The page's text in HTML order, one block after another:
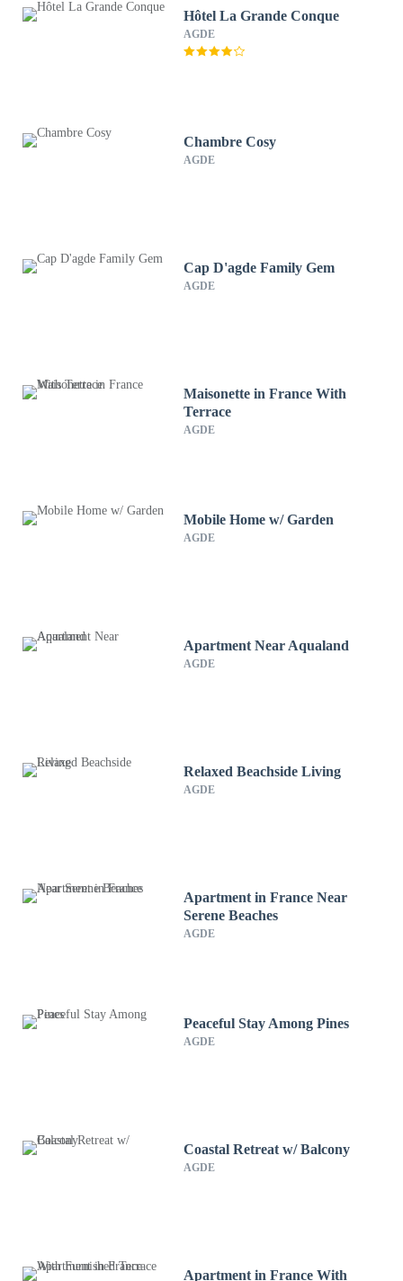
Hôtel La Grande Conque
AGDE
Chambre Cosy
AGDE
Cap D'agde Family Gem
AGDE
Maisonette in France With
Terrace
AGDE
Mobile Home w/ Garden
AGDE
Apartment Near Aqualand
AGDE
Relaxed Beachside Living
AGDE
Apartment in France Near
Serene Beaches
AGDE
Peaceful Stay Among Pines
AGDE
Coastal Retreat w/ Balcony
AGDE
Apartment in France With